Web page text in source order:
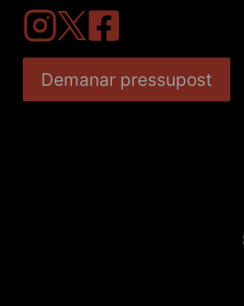
Demanar pressupost